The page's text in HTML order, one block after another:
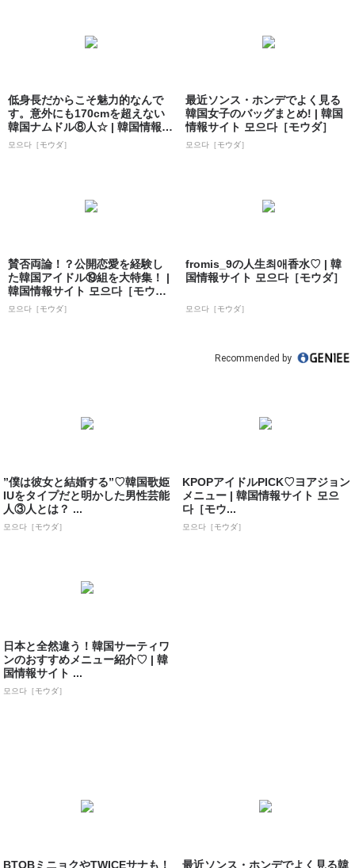
低身長だからこそ魅力的なんで
す。意外にも170cmを超えない
韓国ナムドル⑧人☆ | 韓国情報サ
イト...
모으다［モウダ］
最近ソンス・ホンデでよく見る
韓国女子のバッグまとめ! | 韓国
情報サイト 모으다［モウダ］
모으다［モウダ］
賛否両論！？公開恋愛を経験し
た韓国アイドル⑲組を大特集！ |
韓国情報サイト 모으다［モウ
ダ］
모으다［モウダ］
fromis_9の人生최애香水♡ | 韓
国情報サイト 모으다［モウダ］
모으다［モウダ］
Recommended by
”僕は彼女と結婚する”♡韓国歌姫
IUをタイプだと明かした男性芸能
人③人とは？ ...
모으다［モウダ］
KPOPアイドルPICK♡ヨアジョン
メニュー | 韓国情報サイト 모으
다［モウ...
모으다［モウダ］
日本と全然違う！韓国サーティワ
ンのおすすめメニュー紹介♡ | 韓
国情報サイト ...
모으다［モウダ］
BTOBミニョクやTWICEサナも！ 最近ソンス・ホンデでよく見る韓